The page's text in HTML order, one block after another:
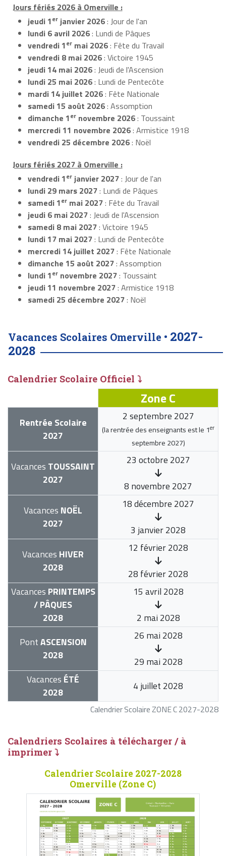
Jours fériés 2026 à Omerville :
jeudi 1er janvier 2026: Jour de l'an
lundi 6 avril 2026: Lundi de Pâques
vendredi 1er mai 2026: Fête du Travail
vendredi 8 mai 2026: Victoire 1945
jeudi 14 mai 2026: Jeudi de l'Ascension
lundi 25 mai 2026: Lundi de Pentecôte
mardi 14 juillet 2026: Fête Nationale
samedi 15 août 2026: Assomption
dimanche 1er novembre 2026: Toussaint
mercredi 11 novembre 2026: Armistice 1918
vendredi 25 décembre 2026: Noël
Jours fériés 2027 à Omerville :
vendredi 1er janvier 2027: Jour de l'an
lundi 29 mars 2027: Lundi de Pâques
samedi 1er mai 2027: Fête du Travail
jeudi 6 mai 2027: Jeudi de l'Ascension
samedi 8 mai 2027: Victoire 1945
lundi 17 mai 2027: Lundi de Pentecôte
mercredi 14 juillet 2027: Fête Nationale
dimanche 15 août 2027: Assomption
lundi 1er novembre 2027: Toussaint
jeudi 11 novembre 2027: Armistice 1918
samedi 25 décembre 2027: Noël
Vacances Scolaires Omerville • 2027-
2028
Calendrier Scolaire Officiel ⤵
Calendrier Scolaire ZONE C 2027-2028
Zone C
Rentrée Scolaire
2027
2 septembre 2027
(la rentrée des enseignants est le 1er
septembre 2027)
Vacances TOUSSAINT
2027
23 octobre 2027
8 novembre 2027
Vacances NOËL
2027
18 décembre 2027
3 janvier 2028
Vacances HIVER
2028
12 février 2028
28 février 2028
Vacances PRINTEMPS
/ PÂQUES
2028
15 avril 2028
2 mai 2028
PontASCENSION
2028
26 mai 2028
29 mai 2028
Vacances ÉTÉ
2028
4 juillet 2028
Calendriers Scolaires à télécharger / à
imprimer ⤵
Calendrier Scolaire 2027-2028
Omerville (Zone C)